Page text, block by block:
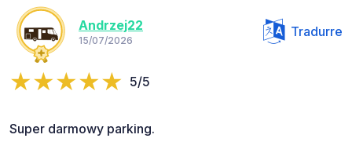
Andrzej22
15/07/2026
Tradurre
5/5
Super darmowy parking.